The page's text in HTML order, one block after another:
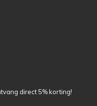
direct 5% korting!